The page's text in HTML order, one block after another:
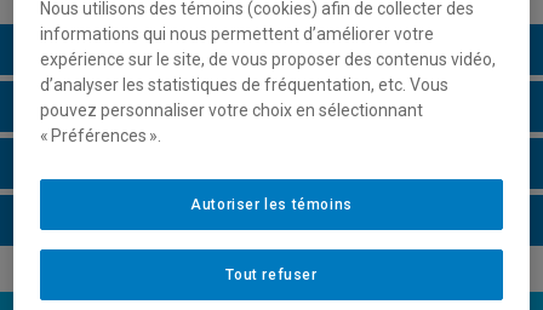
Description du cours
Horaire - Été 2026
Nous utilisons des témoins (cookies) afin de collecter des
informations qui nous permettent d’améliorer votre
expérience sur le site, de vous proposer des contenus vidéo,
d’analyser les statistiques de fréquentation, etc. Vous
pouvez personnaliser votre choix en sélectionnant
« Préférences ».
Tout refuser
Autoriser les témoins